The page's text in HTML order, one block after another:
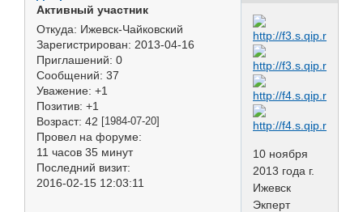
Активный участник
Откуда: Ижевск-Чайковский
Зарегистрирован: 2013-04-16
Приглашений: 0
Сообщений: 37
Уважение: +1
Позитив: +1
Возраст: 42 [1984-07-20]
Провел на форуме:
11 часов 35 минут
Последний визит:
2016-02-15 12:03:11
10 ноября
2013 года г.
Ижевск
Экперт